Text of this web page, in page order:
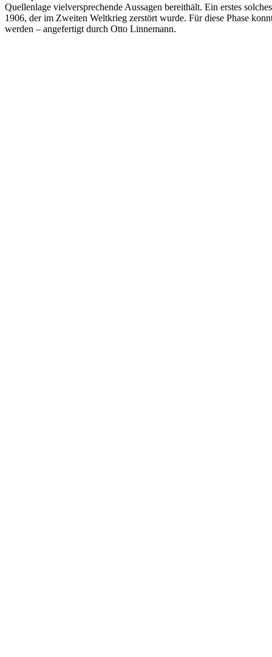
Quellenlage vielversprechende Aussagen bereithält. Ein erstes
1906, der im Zweiten Weltkrieg zerstört wurde. Für diese Phase
werden – angefertigt durch Otto Linnemann.